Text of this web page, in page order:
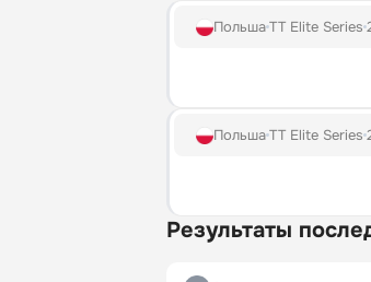
ПольшаTT Elite Series
ПольшаTT Elite Series
Результаты